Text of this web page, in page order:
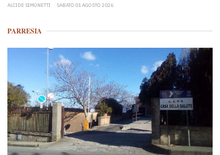
ALCIDE SIMONETTI SABATO 01 AGOSTO 2026
PARRESIA